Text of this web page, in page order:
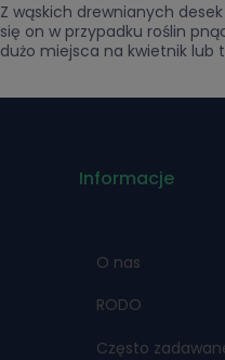
Z wąskich drewnianych
się on w przypadku roślin
dużo miejsca na kwietnik lub
Informacje
O nas
RODO
Często